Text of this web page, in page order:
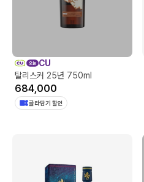
CU
탈리스커 25년 750ml
684,000
골라담기 할인